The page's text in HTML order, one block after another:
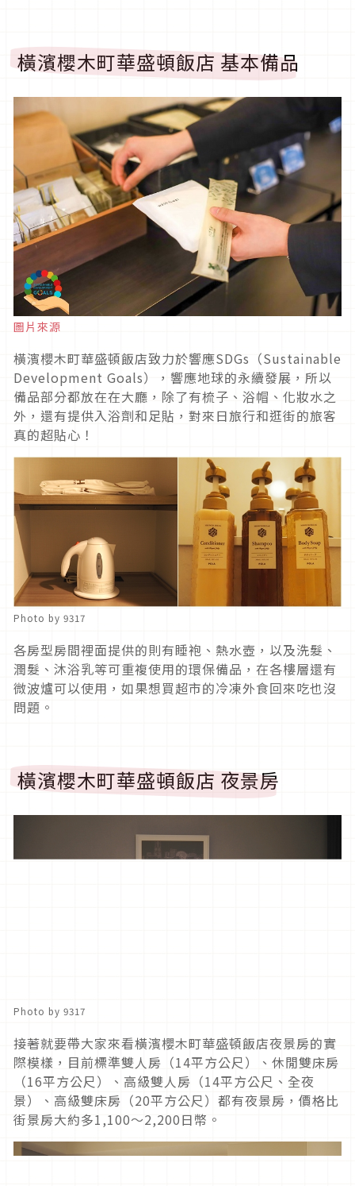
橫濱櫻木町華盛頓飯店 基本備品
圖片來源
橫濱櫻木町華盛頓飯店致力於響應SDGs（Sustainable
Development Goals），響應地球的永續發展，所以
備品部分都放在在大廳，除了有梳子、浴帽、化妝水之
外，還有提供入浴劑和足貼，對來日旅行和逛街的旅客
真的超貼心！
Photo by 9317
各房型房間裡面提供的則有睡袍、熱水壺，以及洗髮、
潤髮、沐浴乳等可重複使用的環保備品，在各樓層還有
微波爐可以使用，如果想買超市的冷凍外食回來吃也沒
問題。
橫濱櫻木町華盛頓飯店 夜景房
Photo by 9317
接著就要帶大家來看橫濱櫻木町華盛頓飯店夜景房的實
際模樣，目前標準雙人房（14平方公尺）、休閒雙床房
（16平方公尺）、高級雙人房（14平方公尺、全夜
景）、高級雙床房（20平方公尺）都有夜景房，價格比
街景房大約多1,100～2,200日幣。